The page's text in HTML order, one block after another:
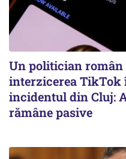
Un politician român
interzicerea TikTok
incidentul din Cluj:
rămâne pasive